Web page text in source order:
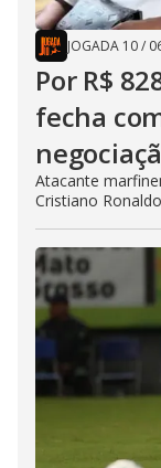
JOGADA 10/
Por R$
fecha
Atacante
Cristiano